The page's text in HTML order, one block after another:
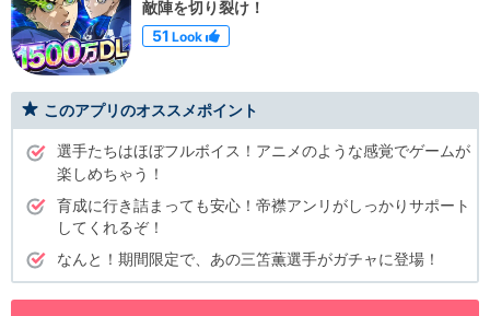
敵陣を切り裂け！
51 Look
このアプリのオススメポイント
選手たちはほぼフルボイス！アニメのような感覚でゲームが
楽しめちゃう！
育成に行き詰まっても安心！帝襟アンリがしっかりサポート
してくれるぞ！
なんと！期間限定で、あの三笘薫選手がガチャに登場！